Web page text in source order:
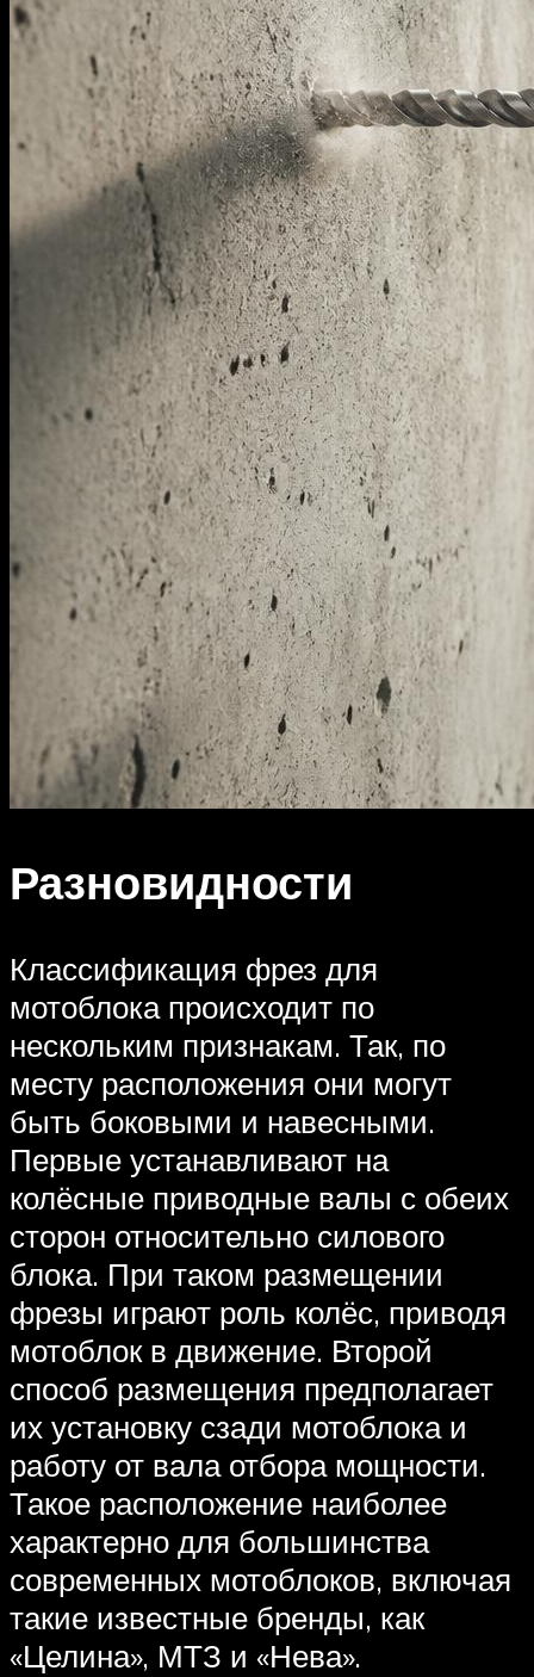
Разновидности
Классификация фрез для
мотоблока происходит по
нескольким признакам. Так, по
месту расположения они могут
быть боковыми и навесными.
Первые устанавливают на
колёсные приводные валы с обеих
сторон относительно силового
блока. При таком размещении
фрезы играют роль колёс, приводя
мотоблок в движение. Второй
способ размещения предполагает
их установку сзади мотоблока и
работу от вала отбора мощности.
Такое расположение наиболее
характерно для большинства
современных мотоблоков, включая
такие известные бренды, как
«Целина», МТЗ и «Нева».